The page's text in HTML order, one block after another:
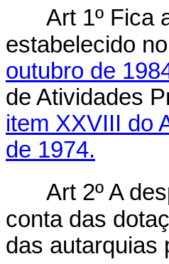
Art 1º Fica
estabelecido no
outubro de
de Atividades
item XXVIII do
de 1974.
Art 2º A
conta das
das autarquias